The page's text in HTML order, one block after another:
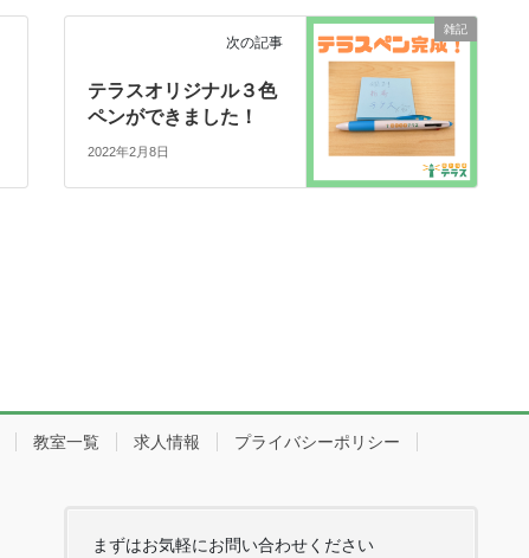
雑記
次の記事
テラスオリジナル３色
ペンができました！
2022年2月8日
教室一覧 求人情報 プライバシーポリシー
まずはお気軽にお問い合わせください